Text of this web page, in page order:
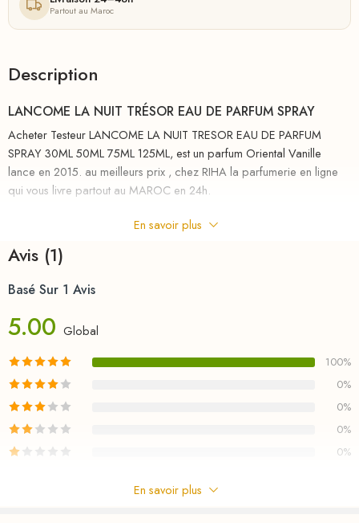
Partout au Maroc
Description
LANCOME LA NUIT TRÉSOR EAU DE PARFUM SPRAY
Acheter Testeur LANCOME LA NUIT TRESOR EAU DE PARFUM
SPRAY 30ML 50ML 75ML 125ML, est un parfum Oriental Vanille
lance en 2015. au meilleurs prix , chez RIHA la parfumerie en ligne
qui vous livre partout au MAROC en 24h.
Un élixir sensuel et mystérieux au cœur envoûtant de Rose Noire
ce premier gourmand aphrodisiaque est l’expression d’une nuit
brûlante où s’étreignent ceux qui s’aiment d’un amour absolu. Pour
plus des parfums Oriental Vanille voir notre collection :FAMILLE /
ORIENTAL.
En savoir plus
Avis (1)
Basé Sur 1 Avis
5.00 Global
100%
0%
0%
0%
0%
En savoir plus